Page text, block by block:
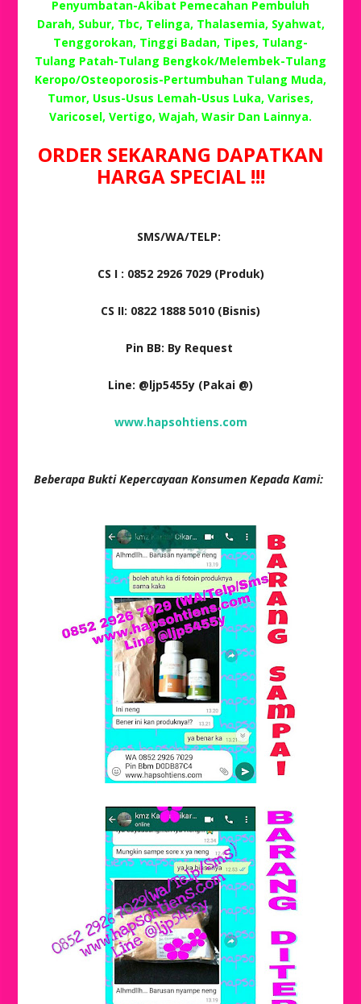
Penyumbatan-Akibat Pemecahan Pembuluh
Darah, Subur, Tbc, Telinga, Thalasemia, Syahwat,
Tenggorokan, Tinggi Badan, Tipes, Tulang-
Tulang Patah-Tulang Bengkok/Melembek-Tulang
Keropo/Osteoporosis-Pertumbuhan Tulang Muda,
Tumor, Usus-Usus Lemah-Usus Luka, Varises,
Varicosel, Vertigo, Wajah, Wasir Dan Lainnya.
ORDER SEKARANG DAPATKAN
HARGA SPECIAL !!!
SMS/WA/TELP:
CS I : 0852 2926 7029 (Produk)
CS II: 0822 1888 5010 (Bisnis)
Pin BB: By Request
Line: @ljp5455y (Pakai @)
www.hapsohtiens.com
Beberapa Bukti Kepercayaan Konsumen Kepada Kami: